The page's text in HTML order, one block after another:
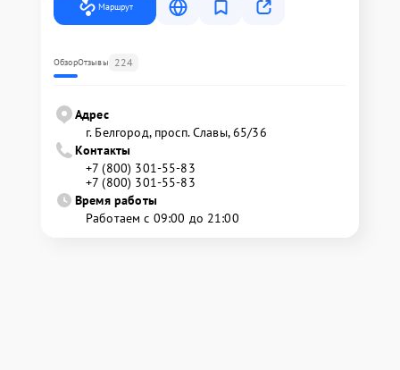
Маршрут
ОбзорОтзывы 224
Адрес
г. Белгород, просп. Славы, 65/36
Контакты
+7 (800) 301-55-83
+7 (800) 301-55-83
Время работы
Работаем с 09:00 до 21:00